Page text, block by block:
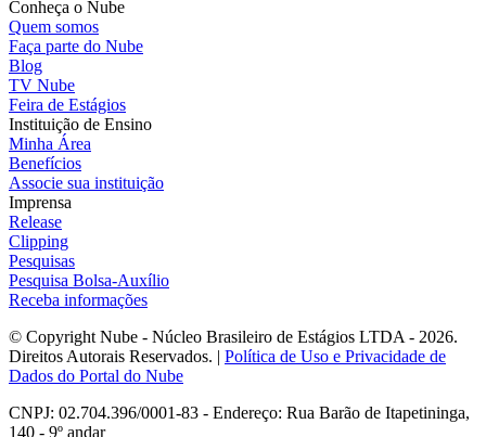
Conheça o Nube
Quem somos
Faça parte do Nube
Blog
TV Nube
Feira de Estágios
Instituição de Ensino
Minha Área
Benefícios
Associe sua instituição
Imprensa
Release
Clipping
Pesquisas
Pesquisa Bolsa-Auxílio
Receba informações
© Copyright Nube - Núcleo Brasileiro de Estágios LTDA - 2026.
Direitos Autorais Reservados. | Política de Uso e Privacidade de
Dados do Portal do Nube
CNPJ: 02.704.396/0001-83 - Endereço: Rua Barão de Itapetininga,
140 - 9º andar